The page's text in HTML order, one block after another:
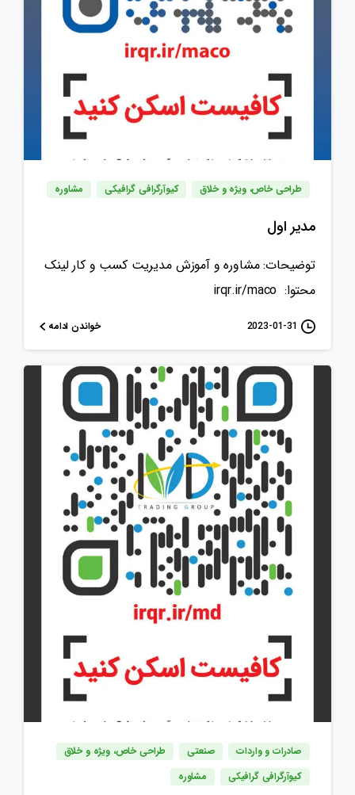
طراحی خاص، ویژه و خلاق کیوآرگرافی گرافیکی مشاوره
مدیر اول
توضیحات: مشاوره و آموزش مدیریت کسب و کار لینک
محتوا: irqr.ir/maco
2023-01-31 خواندن ادامه
صادرات و واردات صنعتی
طراحی خاص، ویژه و خلاق
کیوآرگرافی گرافیکی
مشاوره